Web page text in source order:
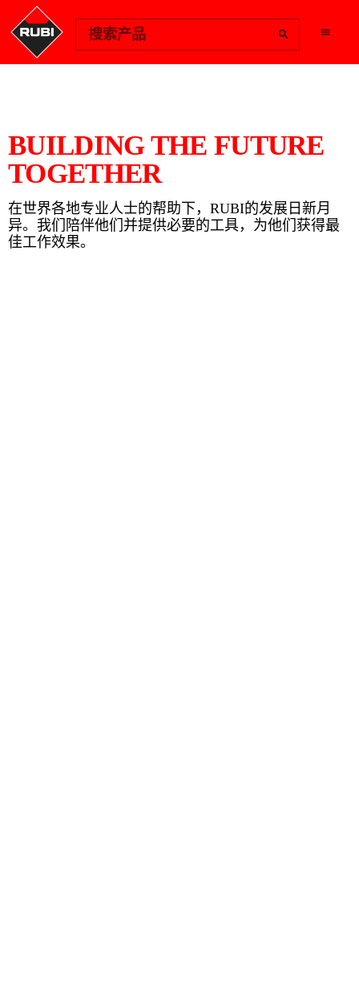
搜索产品
BUILDING THE FUTURE
TOGETHER
在世界各地专业人士的帮助下，RUBI的发展日新月
异。我们陪伴他们并提供必要的工具，为他们获得最
佳工作效果。